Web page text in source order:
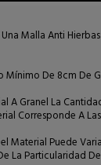
Malla Anti
Mínimo De 8cm De
A Granel La
Corresponde A
Material Puede
La Particularidad